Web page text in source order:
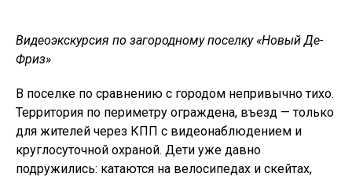
Видеоэкскурсия по загородному поселку «Новый Де-
Фриз»
В поселке по сравнению с городом непривычно тихо.
Территория по периметру ограждена, въезд — только
для жителей через КПП с видеонаблюдением и
круглосуточной охраной. Дети уже давно
подружились: катаются на велосипедах и скейтах,